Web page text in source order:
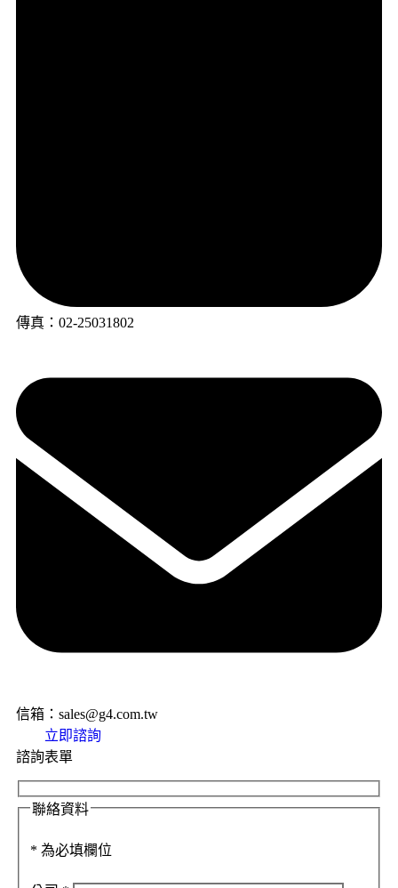
傳真：02-25031802
信箱：sales@g4.com.tw
立即諮詢
諮詢表單
聯絡資料
* 為必填欄位